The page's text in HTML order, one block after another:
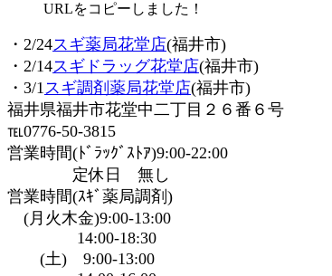
URLをコピーしました！
・2/24スギ薬局花堂店(福井市)
・2/14スギドラッグ花堂店(福井市)
・3/1スギ調剤薬局花堂店(福井市)
福井県福井市花堂中二丁目２６番６号
℡0776-50-3815
営業時間(ﾄﾞﾗｯｸﾞｽﾄｱ)9:00-22:00
定休日 無し
営業時間(ｽｷﾞ薬局調剤)
(月火木金)9:00-13:00
14:00-18:30
(土) 9:00-13:00